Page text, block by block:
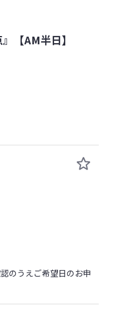
【AM半日】
のうえご希望日のお申